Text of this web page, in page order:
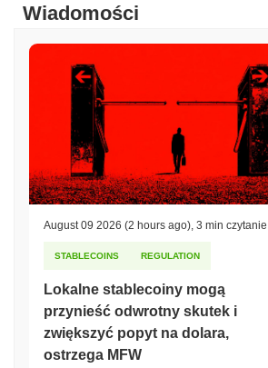
Wiadomości
August 09 2026 (2 hours ago) 3 min czytanie
STABLECOINS REGULATION
Lokalne stablecoiny mogą
przynieść odwrotny skutek i
zwiększyć popyt na dolara,
ostrzega MFW